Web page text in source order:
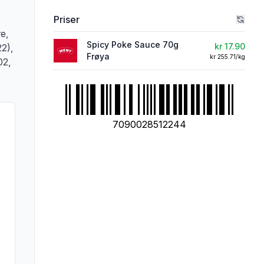
Priser
Spicy Poke Sauce 70g
Frøya
kr 17.90
kr 255.71/kg
7090028512244